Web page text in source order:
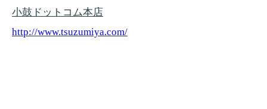
小鼓ドットコム本店
http://www.tsuzumiya.com/